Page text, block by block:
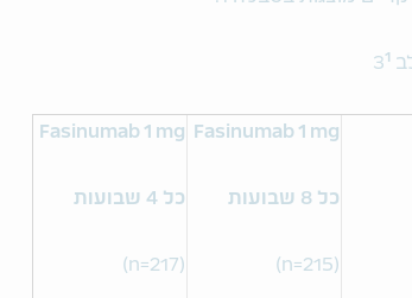
3
1
Fasinumab 1 mg
כל 8 שבועות
(n=215)
Fasinumab 1 mg
כל 4 שבועות
(n=217)